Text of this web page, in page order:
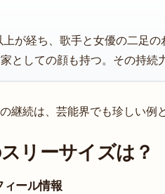
が経ち、歌手と女優の二足
としての顔も持つ。その持続
継続は、芸能界でも珍しい例
リーサイズは？
ィール情報